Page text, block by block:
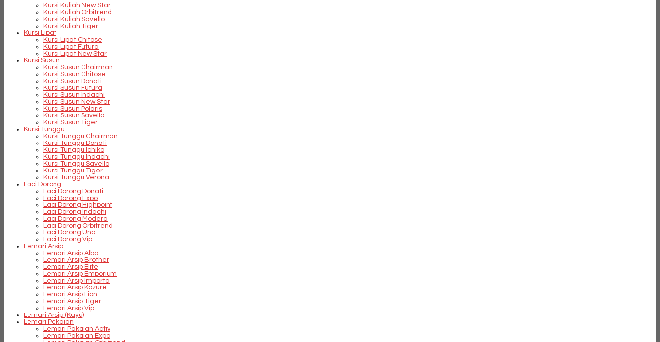
Kursi Kuliah New Star
Kursi Kuliah Orbitrend
Kursi Kuliah Savello
Kursi Kuliah Tiger
Kursi Lipat
Kursi Lipat Chitose
Kursi Lipat Futura
Kursi Lipat New Star
Kursi Susun
Kursi Susun Chairman
Kursi Susun Chitose
Kursi Susun Donati
Kursi Susun Futura
Kursi Susun Indachi
Kursi Susun New Star
Kursi Susun Polaris
Kursi Susun Savello
Kursi Susun Tiger
Kursi Tunggu
Kursi Tunggu Chairman
Kursi Tunggu Donati
Kursi Tunggu Ichiko
Kursi Tunggu Indachi
Kursi Tunggu Savello
Kursi Tunggu Tiger
Kursi Tunggu Verona
Laci Dorong
Laci Dorong Donati
Laci Dorong Expo
Laci Dorong Highpoint
Laci Dorong Indachi
Laci Dorong Modera
Laci Dorong Orbitrend
Laci Dorong Uno
Laci Dorong Vip
Lemari Arsip
Lemari Arsip Alba
Lemari Arsip Brother
Lemari Arsip Elite
Lemari Arsip Emporium
Lemari Arsip Importa
Lemari Arsip Kozure
Lemari Arsip Lion
Lemari Arsip Tiger
Lemari Arsip Vip
Lemari Arsip (Kayu)
Lemari Pakaian
Lemari Pakaian Activ
Lemari Pakaian Expo